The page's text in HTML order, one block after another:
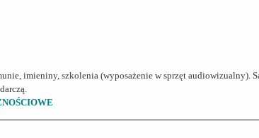
imieniny, szkolenia (wyposażenie w sprzęt audiowizualny).